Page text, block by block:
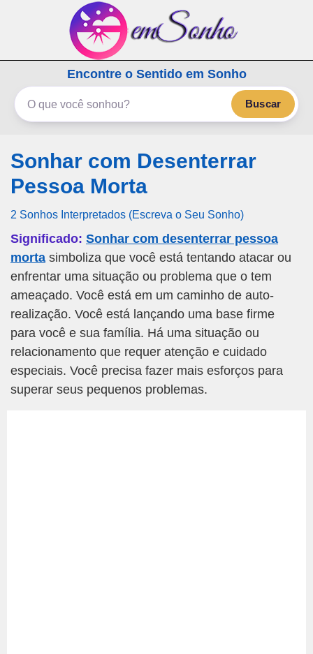
emSonho.com
Os sonhos significam mais
Encontre o Sentido em Sonho
Buscar
Sonhar com Desenterrar
Pessoa Morta
2 Sonhos Interpretados (Escreva o Seu Sonho)
Significado: Sonhar com desenterrar pessoa
morta simboliza que você está tentando atacar ou
enfrentar uma situação ou problema que o tem
ameaçado. Você está em um caminho de auto-
realização. Você está lançando uma base firme
para você e sua família. Há uma situação ou
relacionamento que requer atenção e cuidado
especiais. Você precisa fazer mais esforços para
superar seus pequenos problemas.